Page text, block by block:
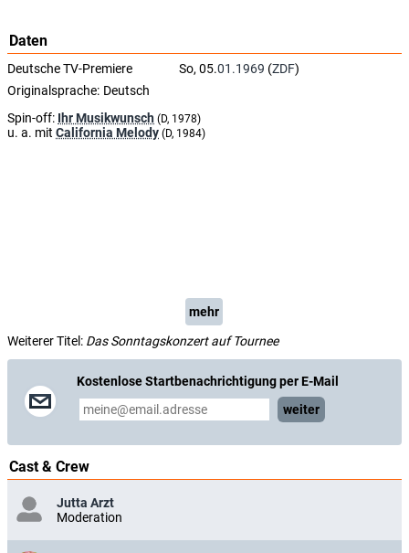
Daten
Deutsche TV-Premiere So, 05.01.1969 (ZDF)
Originalsprache: Deutsch
Spin-off: Ihr Musikwunsch (D, 1978)
u. a. mit California Melody (D, 1984)
mehr
Weiterer Titel: Das Sonntagskonzert auf Tournee
Kostenlose Startbenachrichtigung per E-Mail
weiter
Cast & Crew
Jutta Arzt
Moderation